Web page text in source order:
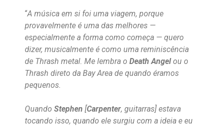
“A música em si foi uma viagem, porque
provavelmente é uma das melhores —
especialmente a forma como começa — quero
dizer, musicalmente é como uma reminiscência
de Thrash metal. Me lembra o Death Angelou o
Thrash direto da Bay Area de quando éramos
pequenos.
Quando Stephen [Carpenter, guitarras] estava
tocando isso, quando ele surgiu com a ideia e eu